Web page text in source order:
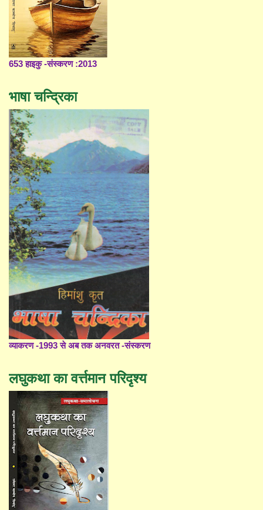
653 हाइकु -संस्करण :2013
भाषा चन्द्रिका
व्याकरण -1993 से अब तक अनवरत -संस्करण
लघुकथा का वर्त्तमान परिदृश्य